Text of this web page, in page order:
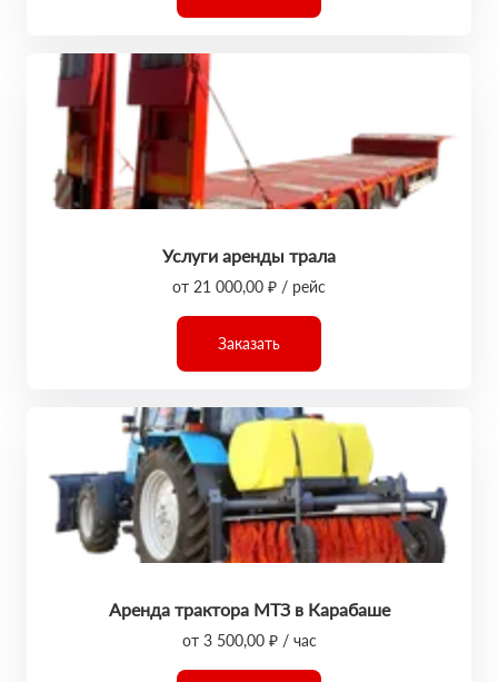
Услуги аренды трала
от 21 000,00 ₽ / рейс
Заказать
Аренда трактора МТЗ в Карабаше
от 3 500,00 ₽ / час